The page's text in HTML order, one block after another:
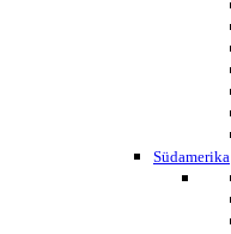
Südamerika